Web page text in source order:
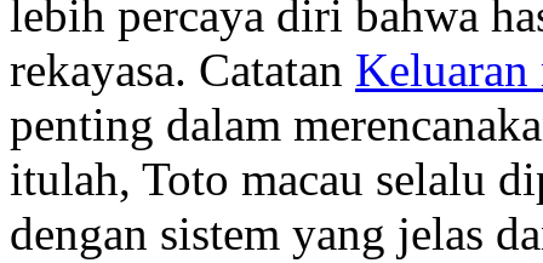
lebih percaya diri bahwa
rekayasa. Catatan Keluaran
penting dalam
itulah, Toto macau selalu
dengan sistem yang jelas